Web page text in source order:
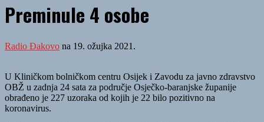
Preminule 4 osobe
Radio Đakovo na 19. ožujka 2021.
U Kliničkom bolničkom centru Osijek i Zavodu za javno zdravstvo
OBŽ u zadnja 24 sata za područje Osječko-baranjske županije
obrađeno je 227 uzoraka od kojih je 22 bilo pozitivno na
koronavirus.